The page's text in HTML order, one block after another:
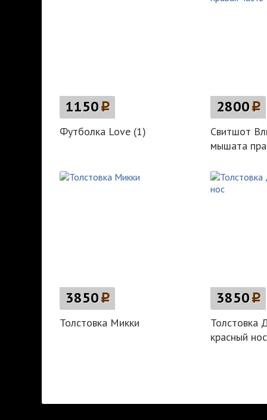
1150p
Футболка Love (1)
2800p
Свитшот
мышата
3850p
Толстовка Микки
3850p
Толстовка
красный нос